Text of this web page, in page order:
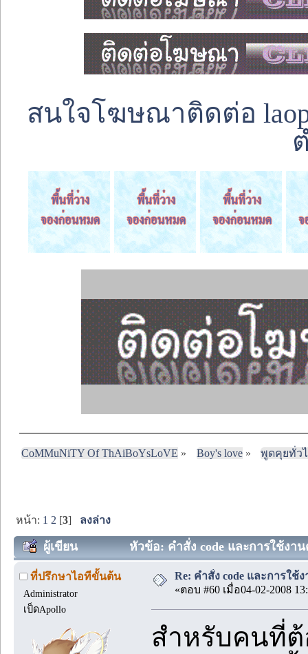
สนใจโฆษณาติดต่อ
CoMMuNiTY Of ThAiBoYsLoVE » Boy's love» พูดคุยทั่ว
หน้า: 1 2 [3] ลงล่าง
ผู้เขียน หัวข้อ: คำสั่ง code และการใช้งาน
ที่ปรึกษาไอทีขั้นต้น
Administrator
เป็ดApollo
Re: คำสั่ง code และการใช้
«ตอบ #60 เมื่อ04-02-2008
สำหรับคนที่ต้